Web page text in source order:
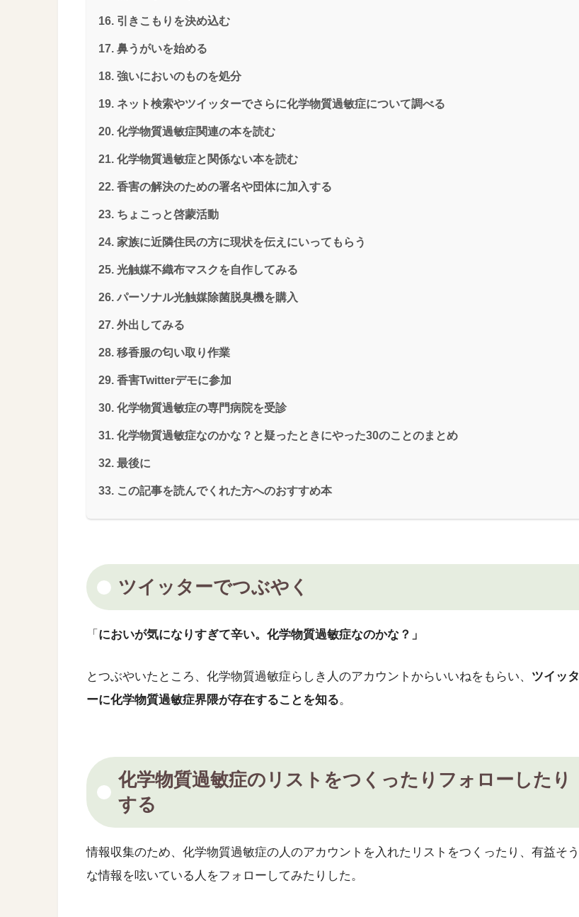
引きこもりを決め込む
鼻うがいを始める
強いにおいのものを処分
ネット検索やツイッターでさらに化学物質過敏症について調べる
化学物質過敏症関連の本を読む
化学物質過敏症と関係ない本を読む
香害の解決のための署名や団体に加入する
ちょこっと啓蒙活動
家族に近隣住民の方に現状を伝えにいってもらう
光触媒不織布マスクを自作してみる
パーソナル光触媒除菌脱臭機を購入
外出してみる
移香服の匂い取り作業
香害Twitterデモに参加
化学物質過敏症の専門病院を受診
化学物質過敏症なのかな？と疑ったときにやった30のことのまとめ
最後に
この記事を読んでくれた方へのおすすめ本
ツイッターでつぶやく
「 においが気になりすぎて辛い。化学物質過敏症なのかな？」
とつぶやいたところ、化学物質過敏症らしき人のアカウントからいいねをもらい、 ツイッタ
ーに化学物質過敏症界隈が存在することを知る。
化学物質過敏症のリストをつくったりフォローしたり
する
情報収集のため、化学物質過敏症の人のアカウントを入れたリストをつくったり、有益そう
な情報を呟いている人をフォローしてみたりした。